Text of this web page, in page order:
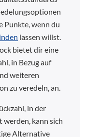
Punkte, wenn du
lassen willst.
bietet dir eine
in Bezug auf
weiteren
zu veredeln, an.
in der
kann sich
Alternative